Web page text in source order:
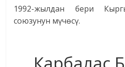
1992-жылдан бери
союзунун мүчөсү.